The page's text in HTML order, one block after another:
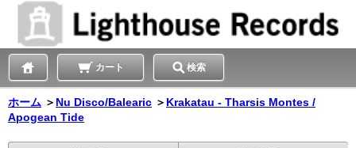
カート 検索
ホーム ＞ Nu Disco/Balearic ＞ Krakatau - Tharsis Montes /
Apogean Tide